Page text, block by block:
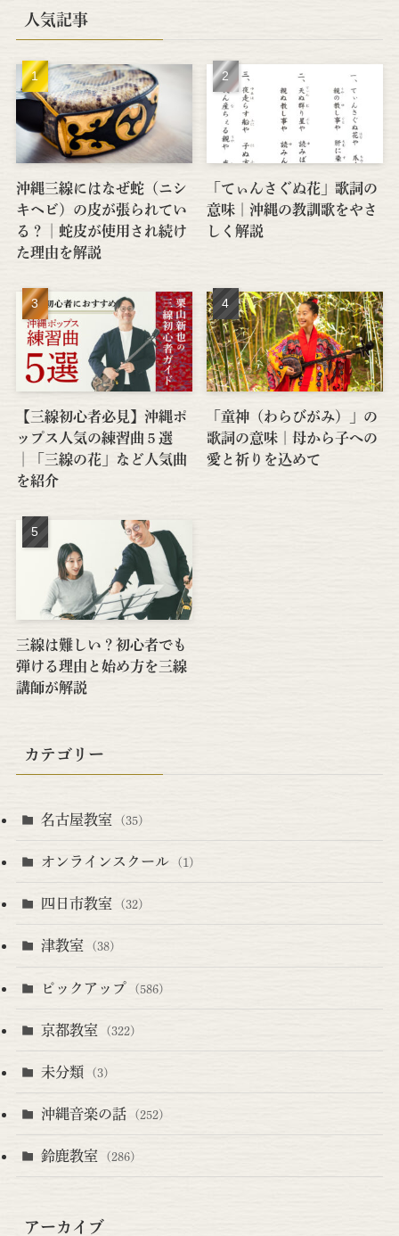
人気記事
沖縄三線にはなぜ蛇（ニシ
キヘビ）の皮が張られてい
る？│蛇皮が使用され続け
た理由を解説
「てぃんさぐぬ花」歌詞の
意味｜沖縄の教訓歌をやさ
しく解説
【三線初心者必見】沖縄ポ
ップス人気の練習曲５選
│「三線の花」など人気曲
を紹介
「童神（わらびがみ）」の
歌詞の意味｜母から子への
愛と祈りを込めて
三線は難しい？初心者でも
弾ける理由と始め方を三線
講師が解説
カテゴリー
名古屋教室 (35)
オンラインスクール (1)
四日市教室 (32)
津教室 (38)
ピックアップ (586)
京都教室 (322)
未分類 (3)
沖縄音楽の話 (252)
鈴鹿教室 (286)
アーカイブ